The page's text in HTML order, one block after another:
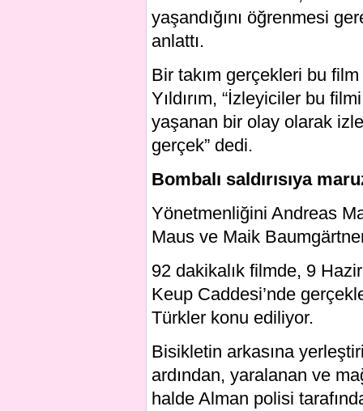
yaşandığını öğrenmesi
anlattı.
Bir takım gerçekleri bu
Yıldırım, “İzleyiciler bu
yaşanan bir olay olarak
gerçek” dedi.
Bombalı saldırısıya
Yönetmenliğini Andreas
Maus ve Maik
92 dakikalık filmde, 9
Keup Caddesi’nde
Türkler konu ediliyor.
Bisikletin arkasına
ardından, yaralanan ve
halde Alman polisi